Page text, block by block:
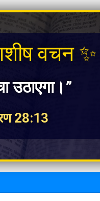
वचन ✨
उठाएगा।”
28:13